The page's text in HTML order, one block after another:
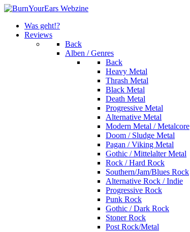
Was geht!?
Reviews
Back
Alben / Genres
Back
Heavy Metal
Thrash Metal
Black Metal
Death Metal
Progressive Metal
Alternative Metal
Modern Metal / Metalcore
Doom / Sludge Metal
Pagan / Viking Metal
Gothic / Mittelalter Metal
Rock / Hard Rock
Southern/Jam/Blues Rock
Alternative Rock / Indie
Progressive Rock
Punk Rock
Gothic / Dark Rock
Stoner Rock
Post Rock/Metal